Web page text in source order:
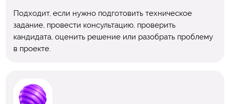
Подходит, если нужно подготовить техническое
задание, провести консультацию, проверить
кандидата, оценить решение или разобрать проблему
в проекте.